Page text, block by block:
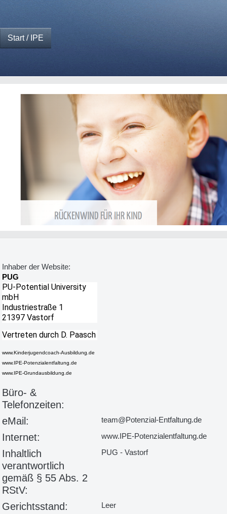
Start / IPE
Inhaber der Website:
PUG
PU-Potential University
mbH
Industriestraße 1
21397 Vastorf
Vertreten durch D. Paasch
www.Kinderjugendcoach-Ausbildung.de
www.IPE-Potenzialentfaltung.de
www.IPE-Grundausbildung.de
Büro- &
Telefonzeiten:
eMail:
team@Potenzial-Entfaltung.de
Internet: www.IPE-Potenzialentfaltung.de
Inhaltlich
verantwortlich
gemäß § 55 Abs. 2
RStV:
PUG - Vastorf
Gerichtsstand: Leer